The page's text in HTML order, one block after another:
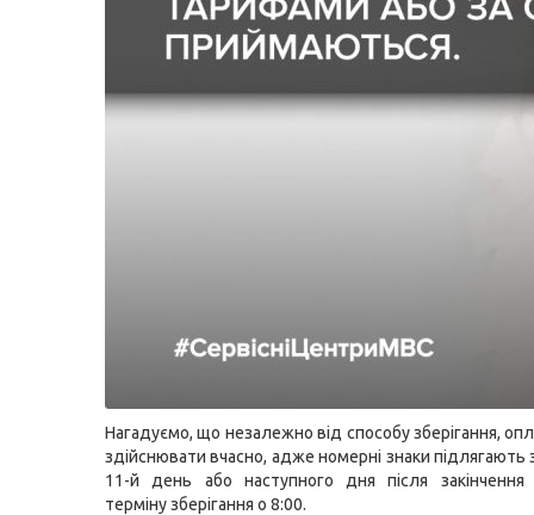
Нагадуємо, що незалежно від способу зберігання,
здійснювати вчасно, адже номерні знаки
11-й день або наступного дня після закінчення
терміну зберігання о 8:00.